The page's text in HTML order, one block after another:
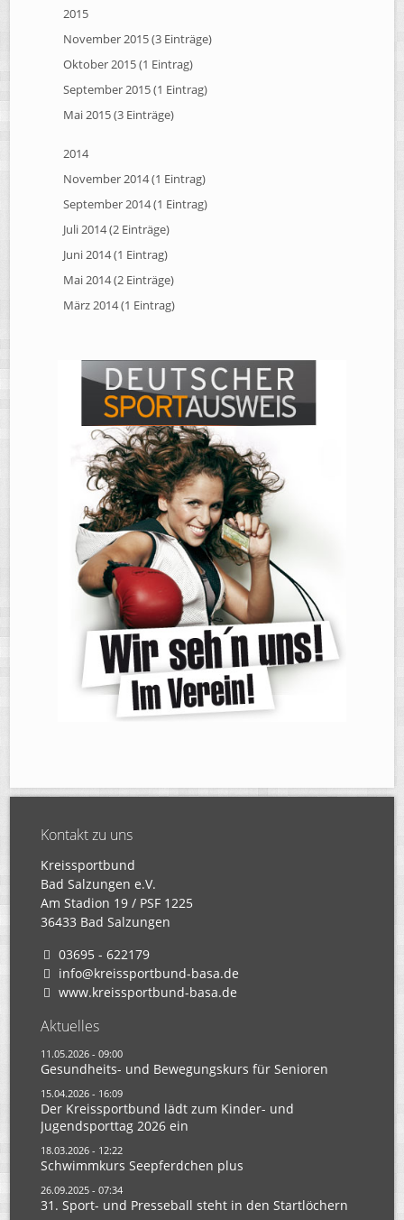
2015
November 2015 (3 Einträge)
Oktober 2015 (1 Eintrag)
September 2015 (1 Eintrag)
Mai 2015 (3 Einträge)
2014
November 2014 (1 Eintrag)
September 2014 (1 Eintrag)
Juli 2014 (2 Einträge)
Juni 2014 (1 Eintrag)
Mai 2014 (2 Einträge)
März 2014 (1 Eintrag)
Kontakt zu uns
Kreissportbund
Bad Salzungen e.V.
Am Stadion 19 / PSF 1225
36433 Bad Salzungen
03695 - 622179
info@kreissportbund-basa.de
www.kreissportbund-basa.de
Aktuelles
11.05.2026 - 09:00
Gesundheits- und Bewegungskurs für Senioren
15.04.2026 - 16:09
Der Kreissportbund lädt zum Kinder- und
Jugendsporttag 2026 ein
18.03.2026 - 12:22
Schwimmkurs Seepferdchen plus
26.09.2025 - 07:34
31. Sport- und Presseball steht in den Startlöchern